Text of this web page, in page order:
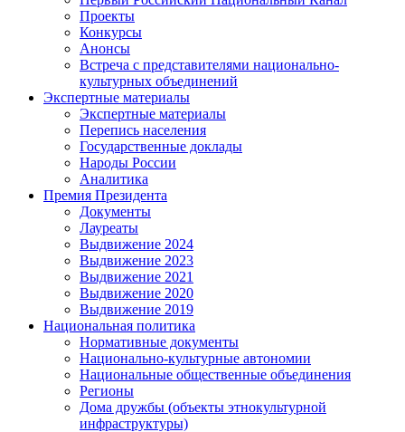
Проекты
Конкурсы
Анонсы
Встреча с представителями национально-
культурных объединений
Экспертные материалы
Экспертные материалы
Перепись населения
Государственные доклады
Народы России
Аналитика
Премия Президента
Документы
Лауреаты
Выдвижение 2024
Выдвижение 2023
Выдвижение 2021
Выдвижение 2020
Выдвижение 2019
Национальная политика
Нормативные документы
Национально-культурные автономии
Национальные общественные объединения
Регионы
Дома дружбы (объекты этнокультурной
инфраструктуры)